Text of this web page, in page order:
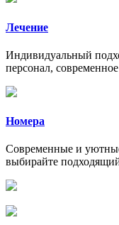
Лечение
Индивидуальный
персонал,
Номера
Современные и
выбирайте